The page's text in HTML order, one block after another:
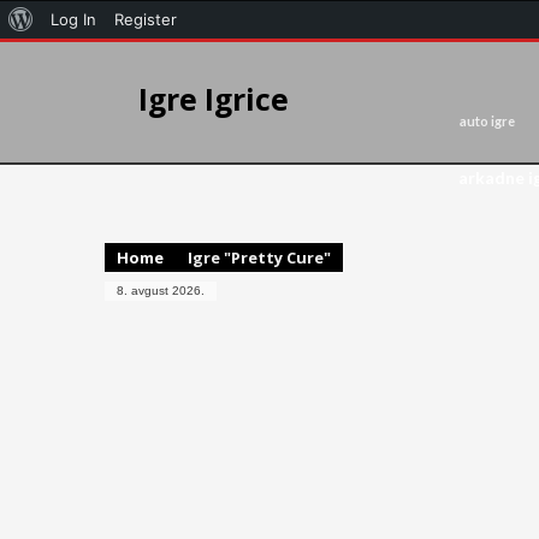
Igre Igrice
auto igre
Home Igre "Pretty Cure"
8. avgust 2026.
Log In Register